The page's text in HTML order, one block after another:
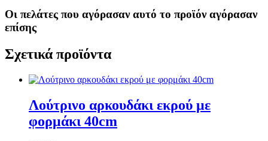
Οι πελάτες που αγόρασαν αυτό το προϊόν αγόρασαν
επίσης
Σχετικά προϊόντα
Λούτρινο αρκουδάκι εκρού με
φορμάκι 40cm